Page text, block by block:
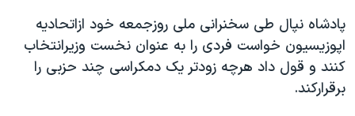
اسرائیل در جنگ
نرگس محمدی برنده جایزه نوبل صلح
همایش محافظه‌کاران آمریکا «سی‌پک»
پادشاه نپال طی سخنرانی ملی روزجمعه خود ازاتحاديه
اپوزيسيون خواست فردی را به عنوان نخست وزيرانتخاب
کنند و قول داد هرچه زودتر يک دمکراسی چند حزبی را
برقرارکند.